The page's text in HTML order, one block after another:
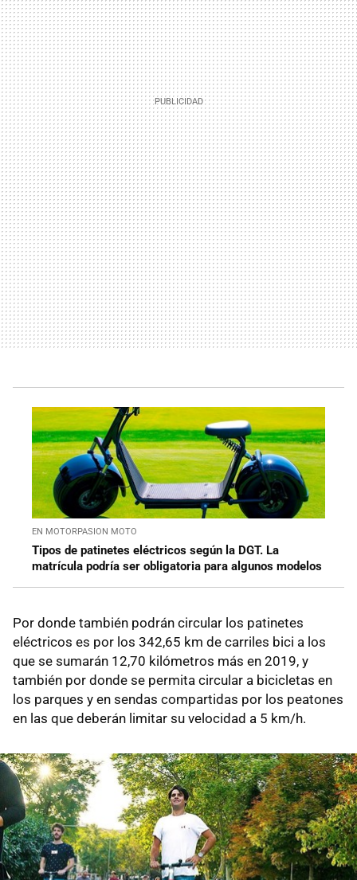
EN MOTORPASION MOTO
Tipos de patinetes eléctricos según la DGT. La
matrícula podría ser obligatoria para algunos modelos
Por donde también podrán circular los patinetes
eléctricos es por los 342,65 km de carriles bici a los
que se sumarán 12,70 kilómetros más en 2019, y
también por donde se permita circular a bicicletas en
los parques y en sendas compartidas por los peatones
en las que deberán limitar su velocidad a 5 km/h.